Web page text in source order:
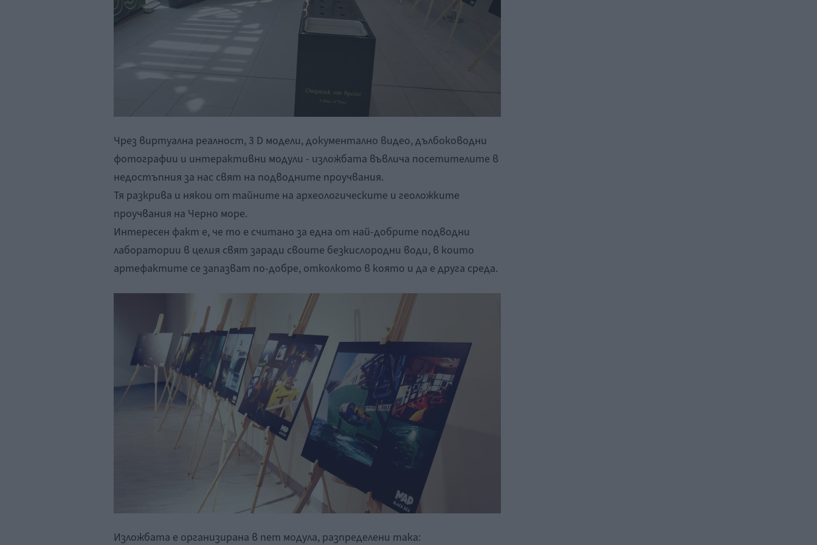
Чрез виртуална реалност, 3 D модели, документално видео, дълбоководни
фотографии и интерактивни модули - изложбата въвлича посетителите в
недостъпния за нас свят на подводните проучвания.
Тя разкрива и някои от тайните на археологическите и геоложките
проучвания на Черно море.
Интересен факт е, че то е считано за една от най-добрите подводни
лаборатории в целия свят заради своите безкислородни води, в които
артефактите се запазват по-добре, отколкото в която и да е друга среда.
Изложбата е организирана в пет модула, разпределени така: